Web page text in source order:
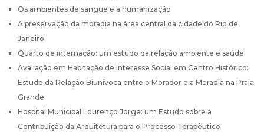
Os ambientes de sangue e a humanização
A preservação da moradia na área central da cidade do Rio de
Janeiro
Quarto de internação: um estudo da relação ambiente e saúde
Avaliação em Habitação de Interesse Social em Centro Histórico:
Estudo da Relação Biunívoca entre o Morador e a Moradia na Praia
Grande
Hospital Municipal Lourenço Jorge: um Estudo sobre a
Contribuição da Arquitetura para o Processo Terapêutico